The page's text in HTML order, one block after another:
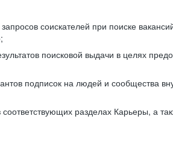
соискателей при поиске
поисковой выдачи в целях
подписок на людей и сообщества
разделах Карьеры, а